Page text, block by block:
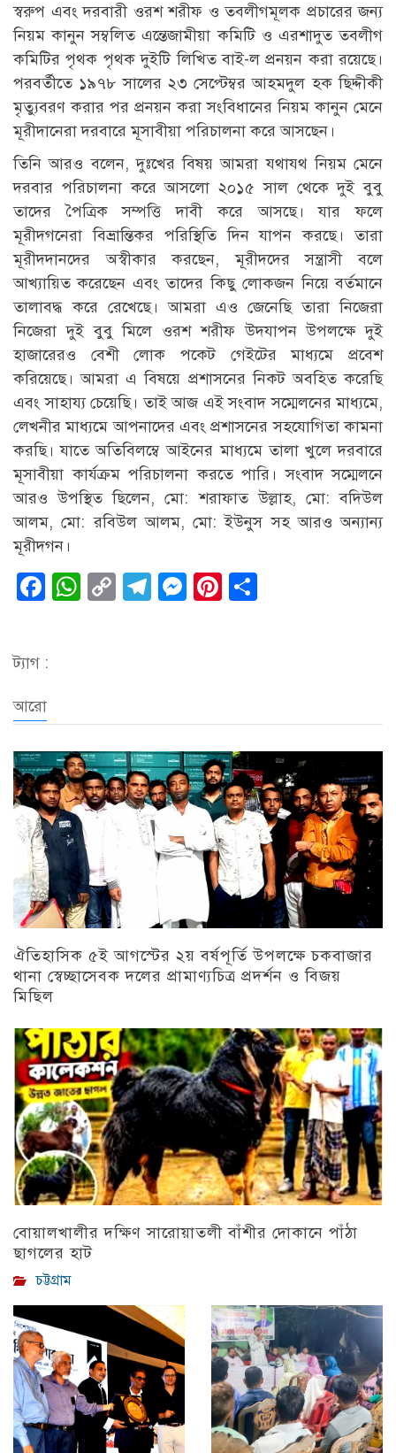
স্বরুপ এবং দরবারী ওরশ শরীফ ও তবলীগমূলক প্রচারের জন্য
নিয়ম কানুন সম্বলিত এন্তেজামীয়া কমিটি ও এরশাদুত তবলীগ
কমিটির পৃথক পৃথক দুইটি লিখিত বাই-ল প্রনয়ন করা রয়েছে।
পরবর্তীতে ১৯৭৮ সালের ২৩ সেপ্টেম্বর আহমদুল হক ছিদ্দীকী
মৃত্যুবরণ করার পর প্রনয়ন করা সংবিধানের নিয়ম কানুন মেনে
মূরীদানেরা দরবারে মূসাবীয়া পরিচালনা করে আসছেন।
তিনি আরও বলেন, দুঃখের বিষয় আমরা যথাযথ নিয়ম মেনে
দরবার পরিচালনা করে আসলো ২০১৫ সাল থেকে দুই বুবু
তাদের পৈত্রিক সম্পত্তি দাবী করে আসছে। যার ফলে
মূরীদগনেরা বিভ্রান্তিকর পরিস্থিতি দিন যাপন করছে। তারা
মূরীদদানদের অস্বীকার করছেন, মূরীদদের সন্ত্রাসী বলে
আখ্যায়িত করেছেন এবং তাদের কিছু লোকজন নিয়ে বর্তমানে
তালাবদ্ধ করে রেখেছে। আমরা এও জেনেছি তারা নিজেরা
নিজেরা দুই বুবু মিলে ওরশ শরীফ উদযাপন উপলক্ষে দুই
হাজারেরও বেশী লোক পকেট গেইটের মাধ্যমে প্রবেশ
করিয়েছে। আমরা এ বিষয়ে প্রশাসনের নিকট অবহিত করেছি
এবং সাহায্য চেয়েছি। তাই আজ এই সংবাদ সম্মেলনের মাধ্যমে,
লেখনীর মাধ্যমে আপনাদের এবং প্রশাসনের সহযোগিতা কামনা
করছি। যাতে অতিবিলম্বে আইনের মাধ্যমে তালা খুলে দরবারে
মূসাবীয়া কার্যক্রম পরিচালনা করতে পারি। সংবাদ সম্মেলনে
আরও উপস্থিত ছিলেন, মো: শরাফাত উল্লাহ, মো: বদিউল
আলম, মো: রবিউল আলম, মো: ইউনুস সহ আরও অন্যান্য
মূরীদগন।
Facebook
WhatsApp
CopyTelegram
Messenger
Pinterest
ট্যাগ :
আরো
ঐতিহাসিক ৫ই আগস্টের ২য় বর্ষপূর্তি উপলক্ষে চকবাজার
থানা স্বেচ্ছাসেবক দলের প্রামাণ্যচিত্র প্রদর্শন ও বিজয়
মিছিল
বোয়ালখালীর দক্ষিণ সারোয়াতলী বাঁশীর দোকানে পাঁঠা
ছাগলের হাট
চট্টগ্রাম